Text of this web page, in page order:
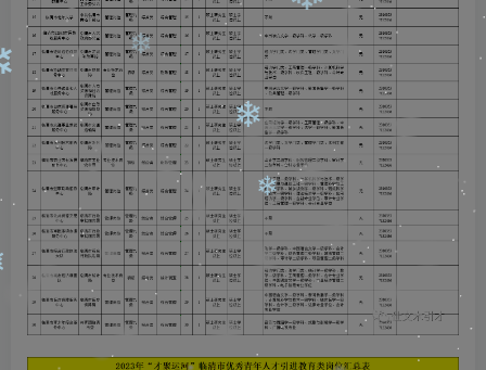
❄
❄
❄
❄
❄